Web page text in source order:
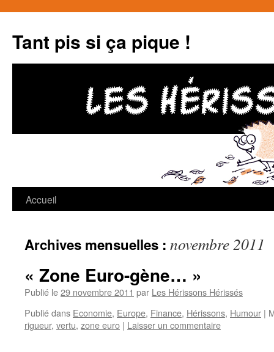
Tant pis si ça pique !
Aller
contenu
Accueil
Archives mensuelles : novembre 2011
« Zone Euro-gène… »
Publié le29 novembre 2011 par Les Hérissons Hérissés
Publié dans Economie, Europe, Finance, Hérissons, Humour |
rigueur, vertu, zone euro | Laisser un commentaire